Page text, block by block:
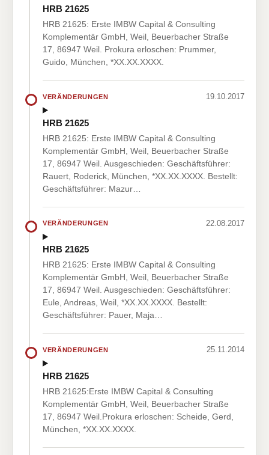
HRB 21625
HRB 21625: Erste IMBW Capital & Consulting
Komplementär GmbH, Weil, Beuerbacher Straße
17, 86947 Weil. Prokura erloschen: Prummer,
Guido, München, *XX.XX.XXXX.
VERÄNDERUNGEN 19.10.2017
HRB 21625
HRB 21625: Erste IMBW Capital & Consulting
Komplementär GmbH, Weil, Beuerbacher Straße
17, 86947 Weil. Ausgeschieden: Geschäftsführer:
Rauert, Roderick, München, *XX.XX.XXXX. Bestellt:
Geschäftsführer: Mazur…
VERÄNDERUNGEN 22.08.2017
HRB 21625
HRB 21625: Erste IMBW Capital & Consulting
Komplementär GmbH, Weil, Beuerbacher Straße
17, 86947 Weil. Ausgeschieden: Geschäftsführer:
Eule, Andreas, Weil, *XX.XX.XXXX. Bestellt:
Geschäftsführer: Pauer, Maja…
VERÄNDERUNGEN 25.11.2014
HRB 21625
HRB 21625:Erste IMBW Capital & Consulting
Komplementär GmbH, Weil, Beuerbacher Straße
17, 86947 Weil.Prokura erloschen: Scheide, Gerd,
München, *XX.XX.XXXX.